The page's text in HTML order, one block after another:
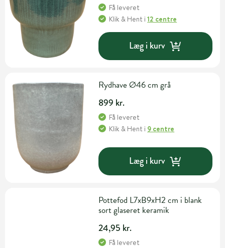
Få leveret
Klik & Hent i12 centre
Læg i kurv
Rydhave Ø46 cm grå
899 kr.
Få leveret
Klik & Hent i 9 centre
Læg i kurv
Pottefod L7xB9xH2 cm i blank
sort glaseret keramik
24,95 kr.
Få leveret